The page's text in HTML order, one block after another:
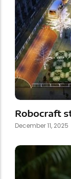
Robocraft
December 11, 2025